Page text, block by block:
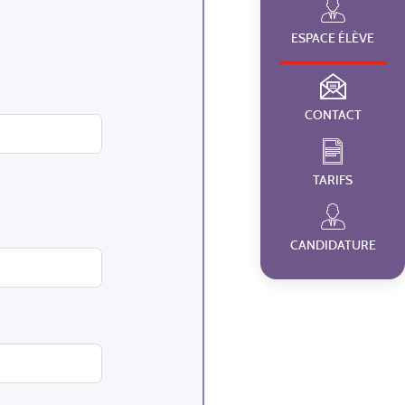
ESPACE ÉLÈVE
CONTACT
TARIFS
CANDIDATURE
moment.
courrier ou courriel.
compensatrice